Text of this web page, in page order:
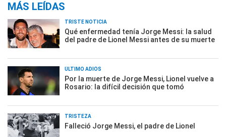
MÁS LEÍDAS
TRISTE NOTICIA
Qué enfermedad tenía Jorge Messi: la salud
del padre de Lionel Messi antes de su muerte
ÚLTIMO ADIÓS
Por la muerte de Jorge Messi, Lionel vuelve a
Rosario: la difícil decisión que tomó
TRISTEZA
Falleció Jorge Messi, el padre de Lionel